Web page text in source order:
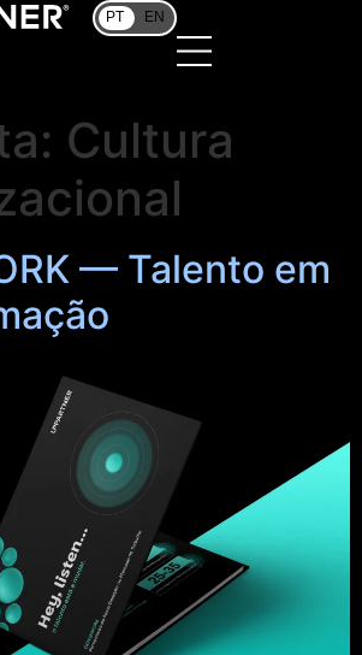
PT EN
Cultura
— Talento em